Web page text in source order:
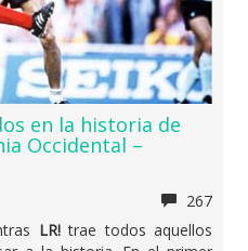
en la historia de
Occidental –
267
LR!trae todos aquellos